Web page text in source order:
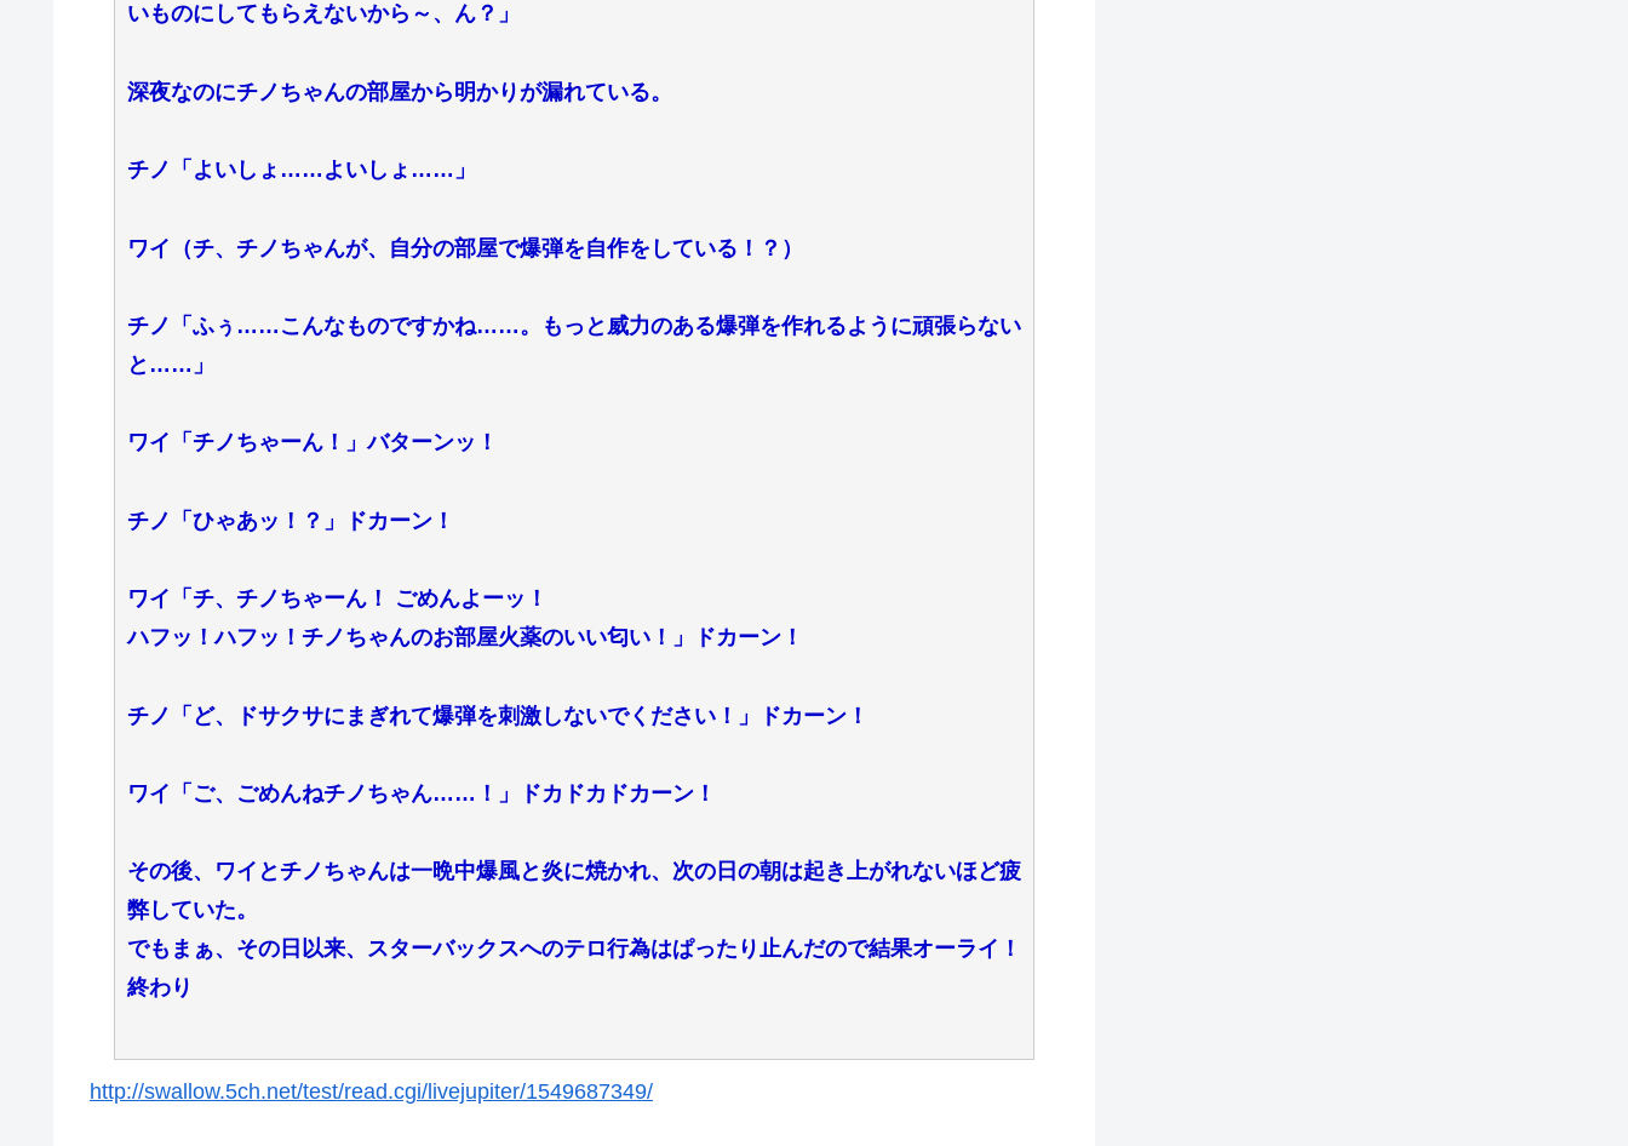
いものにしてもらえないから～、ん？」
深夜なのにチノちゃんの部屋から明かりが漏れている。
チノ「よいしょ……よいしょ……」
ワイ（チ、チノちゃんが、自分の部屋で爆弾を自作をしている！？）
チノ「ふぅ……こんなものですかね……。もっと威力のある爆弾を作れるように頑張らない
と……」
ワイ「チノちゃーん！」バターンッ！
チノ「ひゃあッ！？」ドカーン！
ワイ「チ、チノちゃーん！ ごめんよーッ！
ハフッ！ハフッ！チノちゃんのお部屋火薬のいい匂い！」ドカーン！
チノ「ど、ドサクサにまぎれて爆弾を刺激しないでください！」ドカーン！
ワイ「ご、ごめんねチノちゃん……！」ドカドカドカーン！
その後、ワイとチノちゃんは一晩中爆風と炎に焼かれ、次の日の朝は起き上がれないほど疲
弊していた。
でもまぁ、その日以来、スターバックスへのテロ行為はぱったり止んだので結果オーライ！
終わり
http://swallow.5ch.net/test/read.cgi/livejupiter/1549687349/